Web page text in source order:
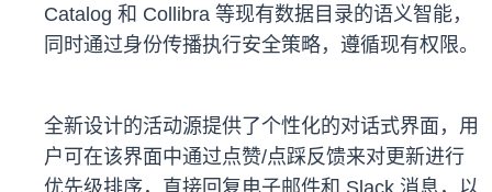
Catalog 和 Collibra 等现有数据目录的语义智能，
同时通过身份传播执行安全策略，遵循现有权限。
全新设计的活动源提供了个性化的对话式界面，用
户可在该界面中通过点赞/点踩反馈来对更新进行